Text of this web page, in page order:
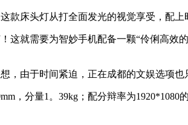
床头灯从打全面发光的视觉享受，配上
需要为智妙手机配备一颗“伶俐高效
由于时间紧迫，正在成都的文娱选项
分量1。39kg；配分辩率为1920*1080